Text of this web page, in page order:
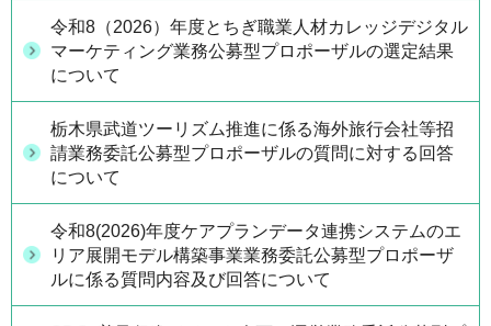
令和8（2026）年度とちぎ職業人材カレッジデジタル
マーケティング業務公募型プロポーザルの選定結果
について
栃木県武道ツーリズム推進に係る海外旅行会社等招
請業務委託公募型プロポーザルの質問に対する回答
について
令和8(2026)年度ケアプランデータ連携システムのエ
リア展開モデル構築事業業務委託公募型プロポーザ
ルに係る質問内容及び回答について